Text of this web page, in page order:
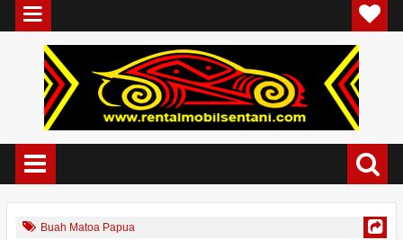
Buah Matoa Papua